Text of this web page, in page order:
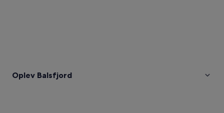
Oplev Balsfjord